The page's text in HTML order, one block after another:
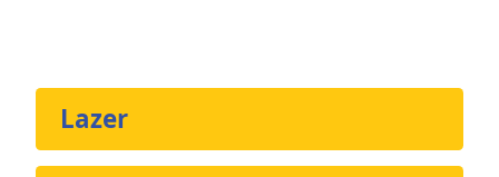
Lazer